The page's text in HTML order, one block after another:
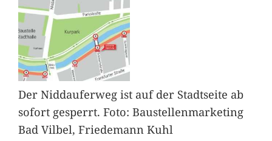
Der Niddauferweg ist auf der Stadtseite ab
sofort gesperrt. Foto: Baustellenmarketing
Bad Vilbel, Friedemann Kuhl